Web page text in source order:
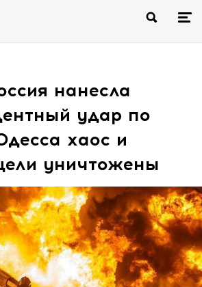
нанесла
удар по
хаос и
уничтожены